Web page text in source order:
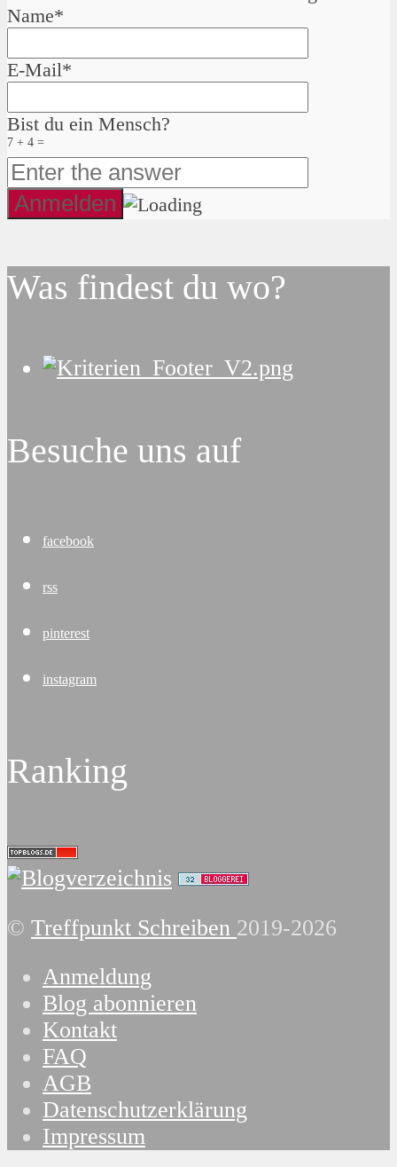
Name*
E-Mail*
Bist du ein Mensch?
7 + 4 =
Was findest du wo?
Besuche uns auf
facebook
rss
pinterest
instagram
Ranking
© Treffpunkt Schreiben 2019-2026
Anmeldung
Blog abonnieren
Kontakt
FAQ
AGB
Datenschutzerklärung
Impressum